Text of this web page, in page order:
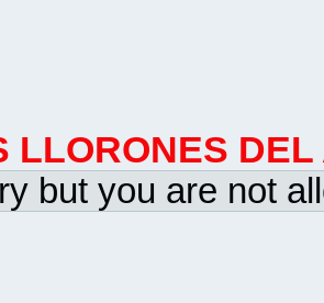
LLORONES
but you are not